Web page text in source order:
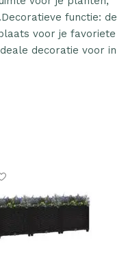
functie: de
voor je favoriete
decoratie voor in